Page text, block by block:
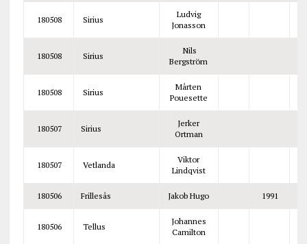
180508 Sirius
Ludvig
Jonasson
180508 Sirius
Nils
Bergström
180508 Sirius
Mårten
Pouesette
180507 Sirius
Jerker
Ortman
180507 Vetlanda
Viktor
Lindqvist
180506 Frillesås Jakob Hugo 1991
180506 Tellus
Johannes
Camilton